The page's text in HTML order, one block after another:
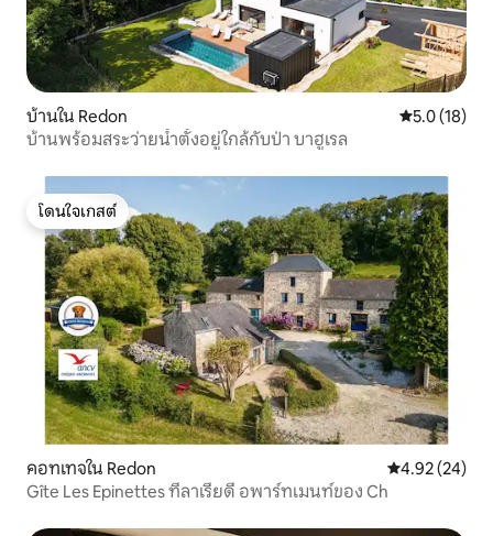
บ้านใน Redon คะแนนเฉลี่ย
5.0 (18)
บ้านพร้อมสระว่ายน้ำตั้งอยู่ใกล้กับป่า บาฮูเรล
โดนใจเกสต์
โดนใจเกสต์
คอทเทจใน Redon คะแนนเฉลี่ย
4.92 (24)
Gîte Les Epinettes ที่ลาเรียดี อพาร์ทเมนท์ของ Ch